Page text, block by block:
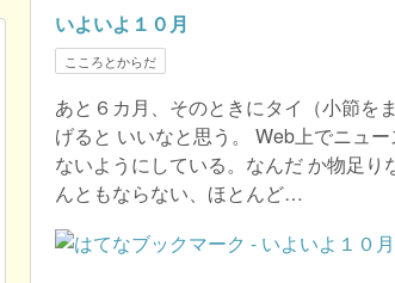
いよいよ１０月
こころとからだ
あと６カ月、そのときにタイ（小節を
げると いいなと思う。 Web上でニュ
ないようにしている。なんだ か物足
んともならない、ほとんど…